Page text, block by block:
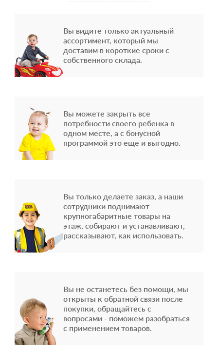
Вы видите только актуальный
ассортимент, который мы
доставим в короткие сроки с
собственного склада.
Вы можете закрыть все
потребности своего ребенка в
одном месте, а с бонусной
программой это еще и выгодно.
Вы только делаете заказ, а наши
сотрудники поднимают
крупногабаритные товары на
этаж, собирают и устанавливают,
рассказывают, как использовать.
Вы не останетесь без помощи, мы
открыты к обратной связи после
покупки, обращайтесь с
вопросами - поможем разобраться
с применением товаров.